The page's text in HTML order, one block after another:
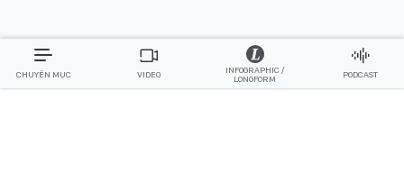
CHUYÊN MỤC VIDEO
INFOGRAPHIC /
LONGFORM
PODCAST